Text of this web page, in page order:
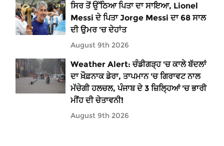
ਸਿਰ ਤੋਂ ਉੱਠਿਆ ਪਿਤਾ ਦਾ ਸਾਇਆ, Lionel
Messi ਦੇ ਪਿਤਾ Jorge Messi ਦਾ 68 ਸਾਲ
ਦੀ ਉਮਰ 'ਚ ਦੇਹਾਂਤ
August 9th 2026
Weather Alert: ਚੰਡੀਗੜ੍ਹ 'ਚ ਕਾਲੇ ਬੱਦਲਾਂ
ਦਾ ਖ਼ੌਫ਼ਨਾਕ ਡੇਰਾ, ਤਾਪਮਾਨ 'ਚ ਗਿਰਾਵਟ ਨਾਲ
ਮੱਚੇਗੀ ਹਲਚਲ, ਪੰਜਾਬ ਦੇ 3 ਜ਼ਿਲ੍ਹਿਆਂ 'ਚ ਭਾਰੀ
ਮੀਂਹ ਦੀ ਚੇਤਾਵਨੀ!
August 9th 2026